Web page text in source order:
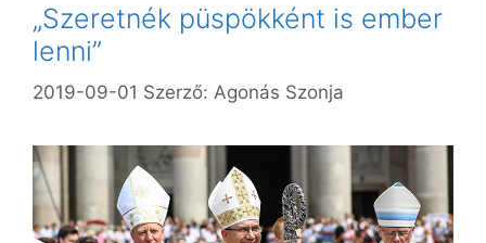
„Szeretnék püspökként is ember
lenni”
2019-09-01 Szerző: Agonás Szonja